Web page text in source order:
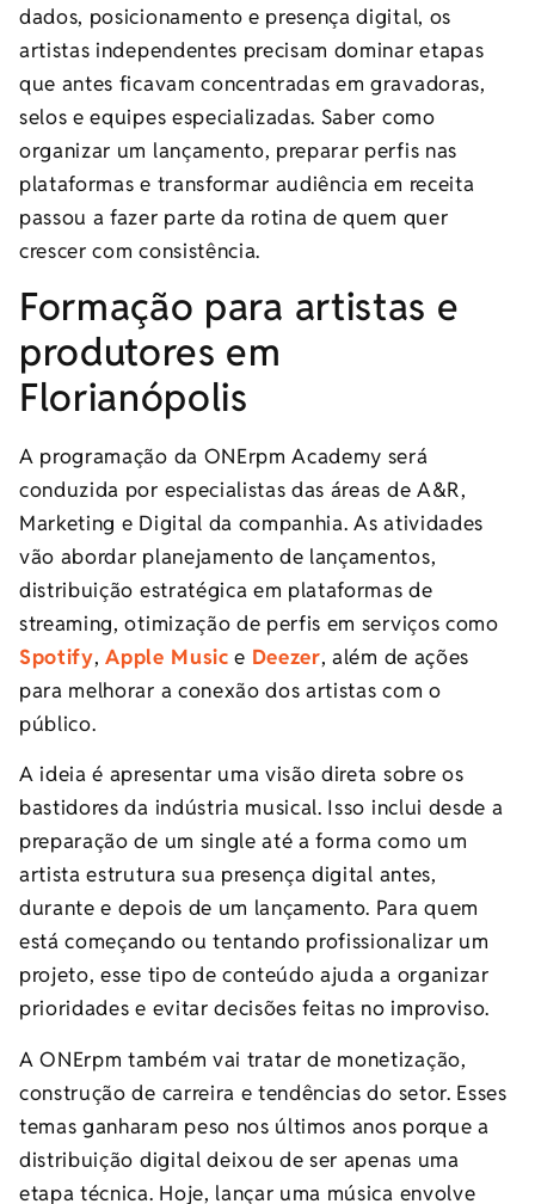
dados, posicionamento e presença digital, os
artistas independentes precisam dominar etapas
que antes ficavam concentradas em gravadoras,
selos e equipes especializadas. Saber como
organizar um lançamento, preparar perfis nas
plataformas e transformar audiência em receita
passou a fazer parte da rotina de quem quer
crescer com consistência.
Formação para artistas e
produtores em
Florianópolis
A programação da ONErpm Academy será
conduzida por especialistas das áreas de A&R,
Marketing e Digital da companhia. As atividades
vão abordar planejamento de lançamentos,
distribuição estratégica em plataformas de
streaming, otimização de perfis em serviços como
Spotify,Apple Music e Deezer, além de ações
para melhorar a conexão dos artistas com o
público.
A ideia é apresentar uma visão direta sobre os
bastidores da indústria musical. Isso inclui desde a
preparação de um single até a forma como um
artista estrutura sua presença digital antes,
durante e depois de um lançamento. Para quem
está começando ou tentando profissionalizar um
projeto, esse tipo de conteúdo ajuda a organizar
prioridades e evitar decisões feitas no improviso.
A ONErpm também vai tratar de monetização,
construção de carreira e tendências do setor. Esses
temas ganharam peso nos últimos anos porque a
distribuição digital deixou de ser apenas uma
etapa técnica. Hoje, lançar uma música envolve